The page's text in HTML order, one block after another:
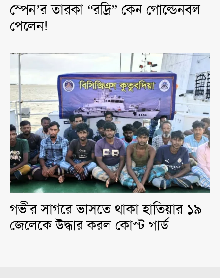
স্পেন’র তারকা “রদ্রি” কেন গোল্ডেনবল
পেলেন!
গভীর সাগরে ভাসতে থাকা হাতিয়ার ১৯
জেলেকে উদ্ধার করল কোস্ট গার্ড